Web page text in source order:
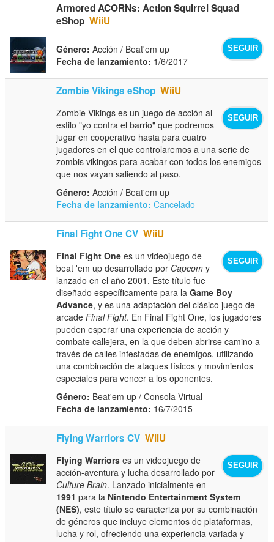
Armored ACORNs: Action Squirrel Squad
eShop WiiU
SEGUIR
Género: Acción / Beat'em up
Fecha de lanzamiento: 1/6/2017
Zombie Vikings eShop WiiU
SEGUIR
Zombie Vikings es un juego de acción al
estilo "yo contra el barrio" que podremos
jugar en cooperativo hasta para cuatro
jugadores en el que controlaremos a una serie de
zombis vikingos para acabar con todos los enemigos
que nos vayan saliendo al paso.
Género: Acción / Beat'em up
Fecha de lanzamiento: Cancelado
Final Fight One CV WiiU
SEGUIR
Final Fight One es un videojuego de
beat 'em up desarrollado por Capcom y
lanzado en el año 2001. Este título fue
diseñado específicamente para laGame Boy
Advance, y es una adaptación del clásico juego de
arcadeFinal Fight. En Final Fight One, los jugadores
pueden esperar una experiencia de acción y
combate callejera, en la que deben abrirse camino a
través de calles infestadas de enemigos, utilizando
una combinación de ataques físicos y movimientos
especiales para vencer a los oponentes.
Género: Beat'em up / Consola Virtual
Fecha de lanzamiento: 16/7/2015
Flying Warriors CV WiiU
SEGUIR
Flying Warriors es un videojuego de
acción-aventura y lucha desarrollado por
Culture Brain. Lanzado inicialmente en
1991 para la Nintendo Entertainment System
(NES), este título se caracteriza por su combinación
de géneros que incluye elementos de plataformas,
lucha y rol, ofreciendo una experiencia variada y